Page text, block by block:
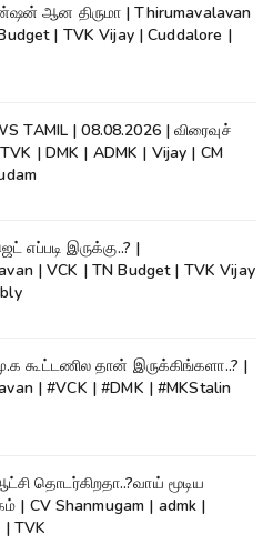
ஆன திருமா | Thirumavalavan
| TVK Vijay | Cuddalore |
TAMIL | 08.08.2026 | விரைவுச்
| DMK | ADMK | Vijay | CM
எப்படி இருக்கு..? |
| VCK | TN Budget | TVK Vijay
கூட்டணில தான் இருக்கிங்களா..? |
| #VCK | #DMK | #MKStalin
தொடர்கிறதா..?வாய் மூடிய
| CV Shanmugam | admk |
TVK